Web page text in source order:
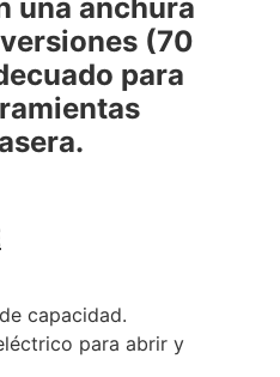
una anchura
(70
para
capacidad.
para abrir y